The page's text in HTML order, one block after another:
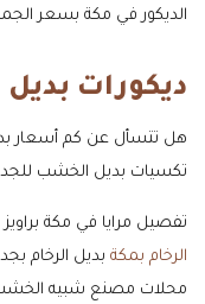
الديكور في مكة بسعر
ديكورات
هل تتسأل عن كم أسعار
تكسيات بديل الخشب
تفصيل مرايا في مكة
الرخام بمكة بديل الرخام
محلات مصنع شبيه الخشب